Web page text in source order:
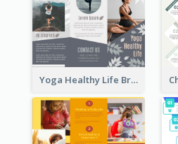
Yoga Healthy Life Brochure